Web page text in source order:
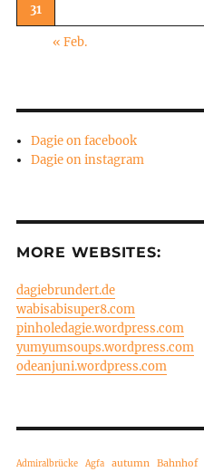
31
« Feb.
Dagie on facebook
Dagie on instagram
MORE WEBSITES:
dagiebrundert.de
wabisabisuper8.com
pinholedagie.wordpress.com
yumyumsoups.wordpress.com
odeanjuni.wordpress.com
Admiralbrücke Agfa autumn Bahnhof